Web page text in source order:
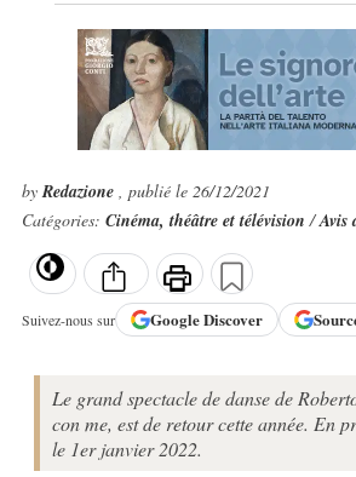
byRedazione , publié le 26/12/2021
Catégories: Cinéma, théâtre et télévision/Avis
Suivez-nous sur GoogleDiscover
Le grand spectacle de danse de
con me, est de retour cette année. En
le 1er janvier 2022.